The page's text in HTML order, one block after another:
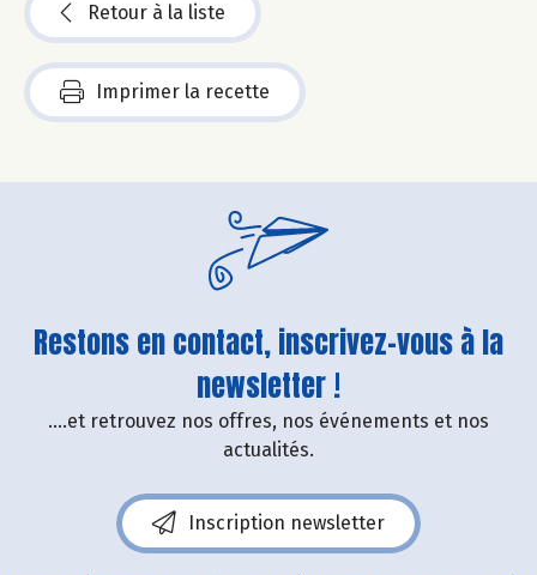
Retour à la liste
Imprimer la recette
Restons en contact, inscrivez-vous à la
newsletter !
....et retrouvez nos offres, nos événements et nos
actualités.
Inscription newsletter